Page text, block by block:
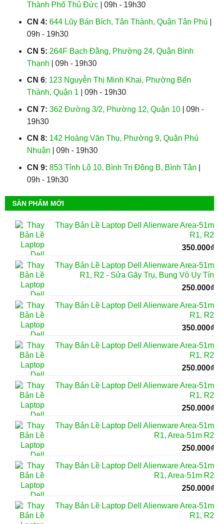
Thành Phố Thủ Đức| 09h - 19h30
CN 4: 644 Lũy Bán Bích, Tân Thành, Quận Tân Phú
09h - 19h30
CN 5: 264F Bạch Đằng, Phường 24, Quận Bình
Thạnh | 09h - 19h30
CN 6: 123 Nguyễn Thị Minh Khai, Phường Bến
Thành, Quận 1 | 09h - 19h30
CN 7: 362 Đường 3/2, Phường 12, Quận 10| 09h -
19h30
CN 8: 142 Hoàng Văn Thụ, Phường 9, Quận Phú
Nhuận | 09h - 19h30
CN 9: 853 Tỉnh Lộ 10, Bình Trị Đông B, Bình Tân
09h - 19h30
SẢN PHẨM MỚI
Thay Bản Lề Laptop Dell Alienware Area-51m
R1, R2
350.000₫
Thay Bản Lề Laptop Dell Alienware Area-51m
R1, R2 - Sửa Gãy Trụ, Bung Vỏ Uy Tín
250.000₫
Thay Bản Lề Laptop Dell Alienware Area-51m
R1, R2
350.000₫
Thay Bản Lề Laptop Dell Alienware Area-51m
R1, R2
250.000₫
Thay Bản Lề Laptop Dell Alienware Area-51m
R1, R2
250.000₫
Thay Bản Lề Laptop Dell Alienware Area-51m
R1, Area-51m R2
250.000₫
Thay Bản Lề Laptop Dell Alienware Area-51m
R1, Area-51m R2
250.000₫
Thay Bản Lề Laptop Dell Alienware Area-51m
R1, R2